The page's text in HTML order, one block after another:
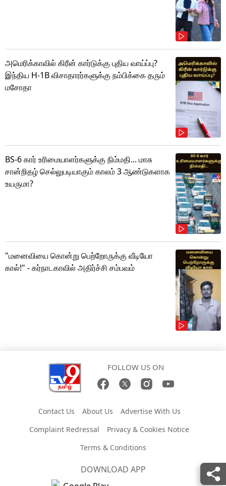
அமெரிக்காவில் கிரீன் கார்டுக்கு புதிய வாய்ப்பு?
இந்திய H-1B விசாதாரர்களுக்கு நம்பிக்கை தரும்
மசோதா
BS-6 கார் உரிமையாளர்களுக்கு நிம்மதி... மாசு
சான்றிதழ் செல்லுபடியாகும் காலம் 3 ஆண்டுகளாக
உயருமா?
"மனைவியை கொன்று பெற்றோருக்கு வீடியோ
கால்!" - கர்நாடகாவில் அதிர்ச்சி சம்பவம்
FOLLOW US ON
Contact Us About Us
Advertise With Us
Complaint Redressal
Privacy & Cookies Notice
Terms & Conditions
DOWNLOAD APP